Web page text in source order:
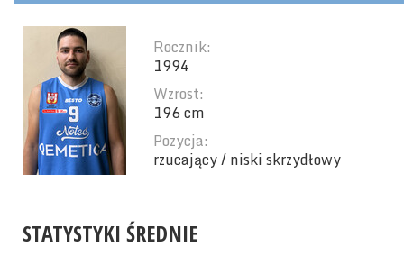
Rocznik:
1994
Wzrost:
196 cm
Pozycja:
rzucający / niski skrzydłowy
STATYSTYKI ŚREDNIE